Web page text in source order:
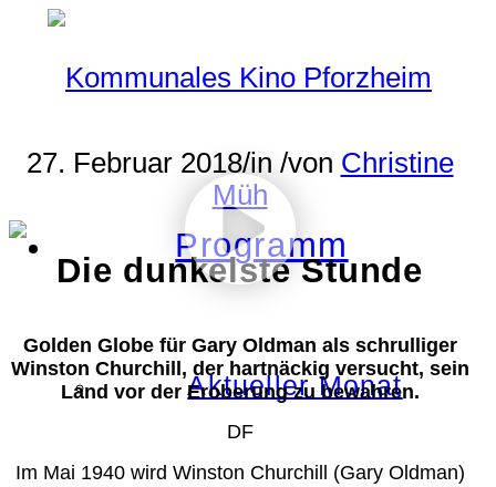
Programm
Aktueller Monat
27. Februar 2018/in /von Christine
Müh
Die dunkelste Stunde
Golden Globe für Gary Oldman als schrulliger
Winston Churchill, der hartnäckig versucht, sein
Land vor der Eroberung zu bewahren.
DF
Im Mai 1940 wird Winston Churchill (Gary Oldman)